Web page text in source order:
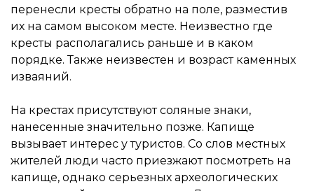
перенесли кресты обратно на поле, разместив
их на самом высоком месте. Неизвестно где
кресты располагались раньше и в каком
порядке. Также неизвестен и возраст каменных
изваяний.
На крестах присутствуют соляные знаки,
нанесенные значительно позже. Капище
вызывает интерес у туристов. Со слов местных
жителей люди часто приезжают посмотреть на
капище, однако серьезных археологических